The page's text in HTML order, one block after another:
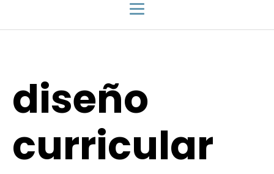
diseño
curricular